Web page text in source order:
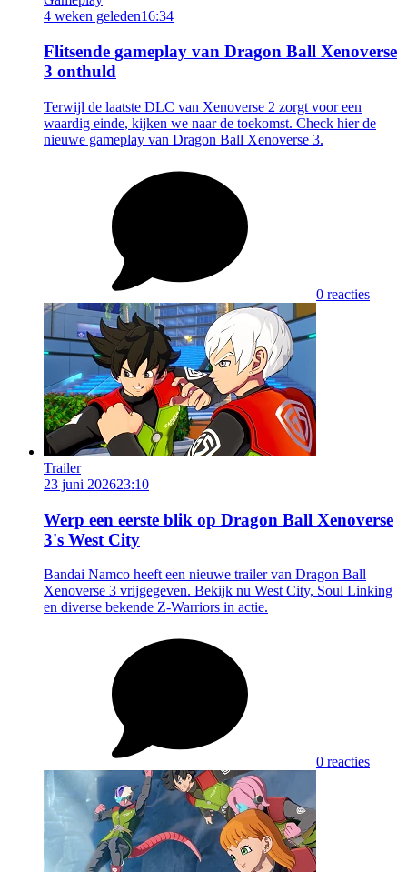
4 weken geleden16:34
Flitsende gameplay van Dragon Ball Xenoverse
3 onthuld
Terwijl de laatste DLC van Xenoverse 2 zorgt voor een
waardig einde, kijken we naar de toekomst. Check hier de
nieuwe gameplay van Dragon Ball Xenoverse 3.
0 reacties
Trailer
23 juni 202623:10
Werp een eerste blik op Dragon Ball Xenoverse
3's West City
Bandai Namco heeft een nieuwe trailer van Dragon Ball
Xenoverse 3 vrijgegeven. Bekijk nu West City, Soul Linking
en diverse bekende Z-Warriors in actie.
0 reacties